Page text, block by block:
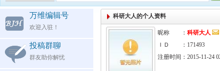
万维编辑号
欢迎入驻！
投稿群聊
群友助你解忧
科研大人的个人资料
昵称 ： 科研大人
ＩＤ ：171493
注册时间：2015-11-24